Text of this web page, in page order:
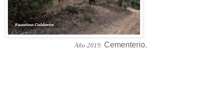
Año 2019. Cementerio.